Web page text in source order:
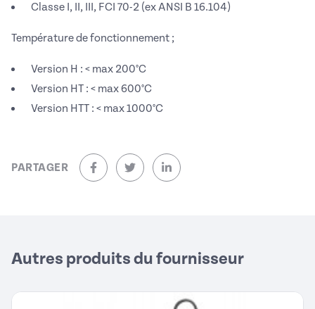
Classe I, II, III, FCI 70-2 (ex ANSI B 16.104)
Température de fonctionnement ;
Version H : < max 200°C
Version HT : < max 600°C
Version HTT : < max 1000°C
PARTAGER
sur Facebook (nouvelle fenêtre)
sur Twitter (nouvelle fenêtre)
sur Linkedin (nouvelle fenêtre)
Autres produits du fournisseur